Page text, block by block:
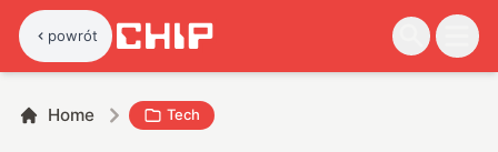
powrót
Home Tech